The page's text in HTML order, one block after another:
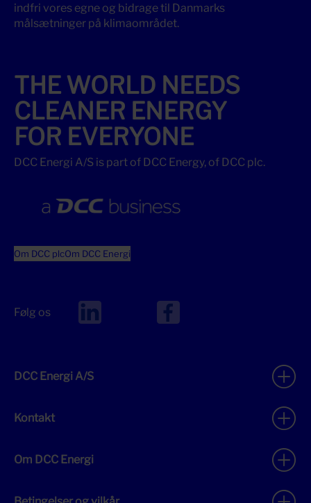
indfri vores egne og bidrage til Danmarks
målsætninger på klimaområdet.
THE WORLD NEEDS
CLEANER ENERGY
FOR EVERYONE
DCC Energi A/S is part of DCC Energy, of DCC plc.
Om DCC plcOm DCC Energi
Følg os
DCC Energi A/S
Kontakt
Om DCC Energi